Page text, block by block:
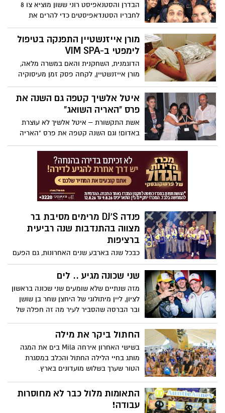
הבדרן והסטנאפיסט רוני ששון מוציא צו 8
לחבריו הסטנדאפיסטים כדי להרים את
המורל לחיילי סוללות כיפת ברזל וישובי חבל
אשכול....יש גם ווידאו שמנציח את האירוע....
מורן אייזנשטיין התפנקה בטיפול
לימפטי ב-VIM SPA
הדוגמנית, השחקנית והאם במשרה מלאה,
מורן אייזנשטיין, לקחה פסק זמן מעיסוקיה
הרבים וקפצה לביקור במתחם הבריאות
והכושר VIM בראשון לציון.
איטל אלשיך קטפה גם השנה את
פרס "האריה השואג"
אשת התקשורת – איטל אלשיך לא עוצרת
באדום! וגם השנה קטפה את פרס "האריה
השואג" והפעם על ניהול קמפיין ל"אחוזת
ראשונים".
פנדה DJ'S מרימים מסיבת בר
מצווה בהתנדבות שנה רביעית
ברציפות
כבכל שנה בארבע שנים האחרונות, גם הפעם
הגיעו לאולפני ההקלטות של פנדה DJ'S נערי
כפר הנוער "נווה יהודה" שבנס-ציונה, בכדי
להקליט שירים לטקס בר המצווה שלהם. אילן
וכפיר, מבעלי מותג ה- DJ'S פנדה, תיקלטו
בנוסף בערב בר המצווה שהתקיים באולם
שני שכונה מגיע .. לים
מזה שנתיים שלא שומעים שני שכונה בראשון
לציון, ליין מיתולוגי של היחצן שחר בן שושן
ובר הברסה שהסביר לעיר מה זה חפלה של
במשך 3 שנים... עכשיו הם חוזרים לשתף
ראשון.
החתול ביקר את מילה
בשישי האחרון אירחה Mila בים את המגה
מותג בחיי הלילה החתול והכלב במסגרת
הטור שערך בשלוש מועדונים בארץ.
התאומות מלול כבר לא מחוסרות
עבודה!